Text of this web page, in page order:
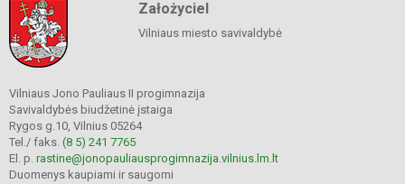
Założyciel
Vilniaus miesto savivaldybė
Vilniaus Jono Pauliaus II progimnazija
Savivaldybės biudžetinė įstaiga
Rygos g.10, Vilnius 05264
Tel./ faks. (8 5) 241 7765
El. p. rastine@jonopauliausprogimnazija.vilnius.lm.lt
Duomenys kaupiami ir saugomi